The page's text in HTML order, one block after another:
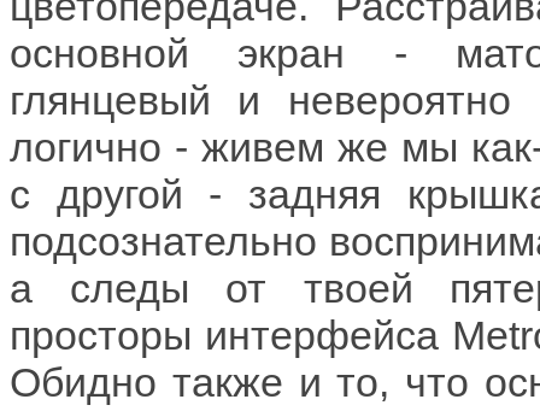
основной экран -
глянцевый и
логично - живем же мы
с другой - задняя
подсознательно
а следы от твоей
просторы интерфейса
Обидно также и то, что